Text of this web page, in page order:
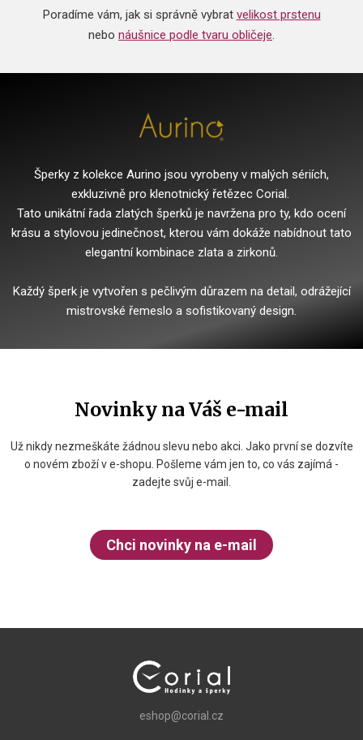
Poradíme vám, jak si správně vybrat velikost prstenu
nebo náušnice podle tvaru obličeje.
Šperky z kolekce Aurino jsou vyrobeny v malých sériích,
exkluzivně pro klenotnický řetězec Corial.
Tato unikátní řada zlatých šperků je navržena pro ty, kdo ocení
krásu a stylovou jedinečnost, kterou vám dokáže nabídnout tato
elegantní kombinace zlata a zirkonů.
Každý šperk je vytvořen s pečlivým důrazem na detail, odrážející
mistrovské řemeslo a sofistikovaný design.
Novinky na Váš e-mail
Už nikdy nezmeškáte žádnou slevu nebo akci. Jako první se dozvíte
o novém zboží v e-shopu. Pošleme vám jen to, co vás zajímá -
zadejte svůj e-mail.
Chci novinky na e-mail
eshop@corial.cz